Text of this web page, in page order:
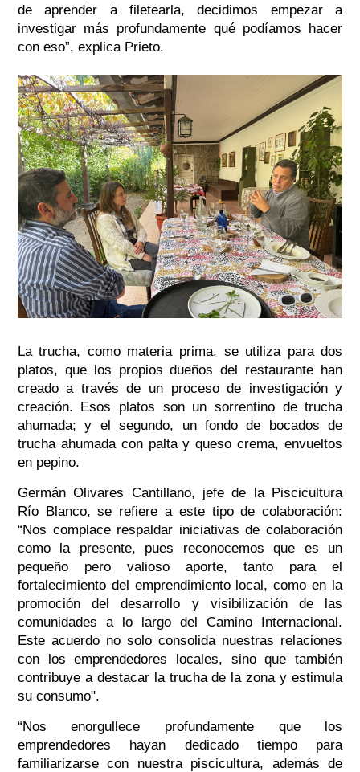
de aprender a filetearla, decidimos empezar a
investigar más profundamente qué podíamos hacer
con eso”, explica Prieto.
La trucha, como materia prima, se utiliza para dos
platos, que los propios dueños del restaurante han
creado a través de un proceso de investigación y
creación. Esos platos son un sorrentino de trucha
ahumada; y el segundo, un fondo de bocados de
trucha ahumada con palta y queso crema, envueltos
en pepino.
Germán Olivares Cantillano, jefe de la Piscicultura
Río Blanco, se refiere a este tipo de colaboración:
“Nos complace respaldar iniciativas de colaboración
como la presente, pues reconocemos que es un
pequeño pero valioso aporte, tanto para el
fortalecimiento del emprendimiento local, como en la
promoción del desarrollo y visibilización de las
comunidades a lo largo del Camino Internacional.
Este acuerdo no solo consolida nuestras relaciones
con los emprendedores locales, sino que también
contribuye a destacar la trucha de la zona y estimula
su consumo".
“Nos enorgullece profundamente que los
emprendedores hayan dedicado tiempo para
familiarizarse con nuestra piscicultura, además de